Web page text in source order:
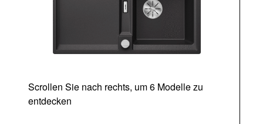
Scrollen Sie nach rechts, um 6 Modelle zu
entdecken